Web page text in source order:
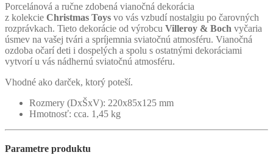
Porcelánová a ručne zdobená vianočná dekorácia
z kolekcie Christmas Toys vo vás vzbudí nostalgiu po čarovných
rozprávkach. Tieto dekorácie od výrobcu Villeroy & Boch vyčaria
úsmev na vašej tvári a spríjemnia sviatočnú atmosféru. Vianočná
ozdoba očarí deti i dospelých a spolu s ostatnými dekoráciami
vytvorí u vás nádhernú sviatočnú atmosféru.
Vhodné ako darček, ktorý poteší.
Rozmery (DxŠxV): 220x85x125 mm
Hmotnosť: cca. 1,45 kg
Parametre produktu